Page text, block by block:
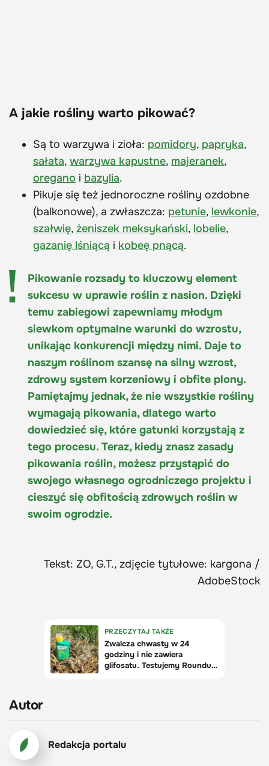
A jakie rośliny warto pikować?
Są to warzywa i zioła: pomidory, papryka,
sałata, warzywa kapustne, majeranek,
oregano i bazylia.
Pikuje się też jednoroczne rośliny ozdobne
(balkonowe), a zwłaszcza: petunie, lewkonie,
szałwię, żeniszek meksykański, lobelie,
gazanię lśniącą i kobeę pnącą.
Pikowanie rozsady to kluczowy element
sukcesu w uprawie roślin z nasion. Dzięki
temu zabiegowi zapewniamy młodym
siewkom optymalne warunki do wzrostu,
unikając konkurencji między nimi. Daje to
naszym roślinom szansę na silny wzrost,
zdrowy system korzeniowy i obfite plony.
Pamiętajmy jednak, że nie wszystkie rośliny
wymagają pikowania, dlatego warto
dowiedzieć się, które gatunki korzystają z
tego procesu. Teraz, kiedy znasz zasady
pikowania roślin, możesz przystąpić do
swojego własnego ogrodniczego projektu i
cieszyć się obfitością zdrowych roślin w
swoim ogrodzie.
Tekst: ZO, G.T., zdjęcie tytułowe: kargona /
AdobeStock
Autor
Redakcja portalu